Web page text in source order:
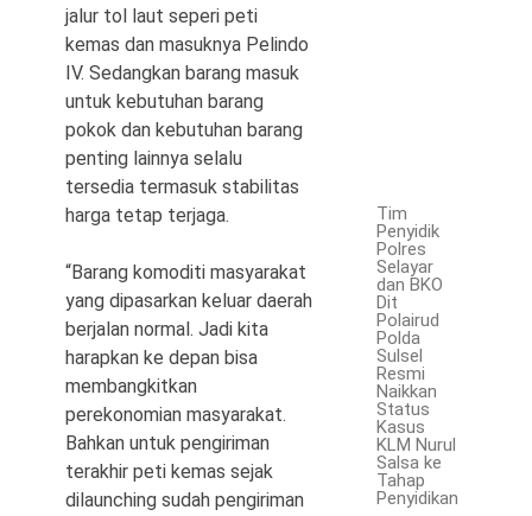
jalur tol laut seperi peti
kemas dan masuknya Pelindo
IV. Sedangkan barang masuk
untuk kebutuhan barang
pokok dan kebutuhan barang
penting lainnya selalu
tersedia termasuk stabilitas
harga tetap terjaga.
“Barang komoditi masyarakat
yang dipasarkan keluar daerah
berjalan normal. Jadi kita
harapkan ke depan bisa
membangkitkan
perekonomian masyarakat.
Bahkan untuk pengiriman
terakhir peti kemas sejak
dilaunching sudah pengiriman
Tim
Penyidik
Polres
Selayar
dan BKO
Dit
Polairud
Polda
Sulsel
Resmi
Naikkan
Status
Kasus
KLM Nurul
Salsa ke
Tahap
Penyidikan